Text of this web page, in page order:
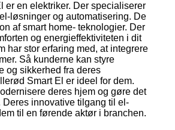
er en elektriker. Der specialiserer
løsninger og automatisering. De
af smart home- teknologier. Der
og energieffektiviteten i dit
har stor erfaring med, at integrere
Så kunderne kan styre
og sikkerhed fra deres
Smart El er ideel for dem.
deres hjem og gøre det
Deres innovative tilgang til el-
til en førende aktør i branchen.